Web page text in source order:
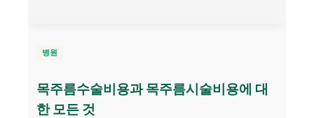
병원
목주름수술비용과 목주름시술비용에 대
한 모든 것